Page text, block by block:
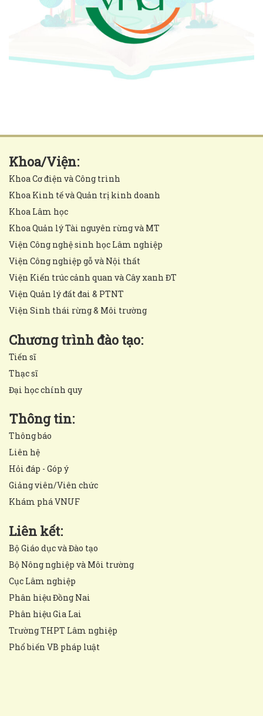
Khoa/Viện:
Khoa Cơ điện và Công trình
Khoa Kinh tế và Quản trị kinh doanh
Khoa Lâm học
Khoa Quản lý Tài nguyên rừng và MT
Viện Công nghệ sinh học Lâm nghiệp
Viện Công nghiệp gỗ và Nội thất
Viện Kiến trúc cảnh quan và Cây xanh ĐT
Viện Quản lý đất đai & PTNT
Viện Sinh thái rừng & Môi trường
Chương trình đào tạo:
Tiến sĩ
Thạc sĩ
Đại học chính quy
Thông tin:
Thông báo
Liên hệ
Hỏi đáp - Góp ý
Giảng viên/Viên chức
Khám phá VNUF
Liên kết:
Bộ Giáo dục và Đào tạo
Bộ Nông nghiệp và Môi trường
Cục Lâm nghiệp
Phân hiệu Đồng Nai
Phân hiệu Gia Lai
Trường THPT Lâm nghiệp
Phổ biến VB pháp luật